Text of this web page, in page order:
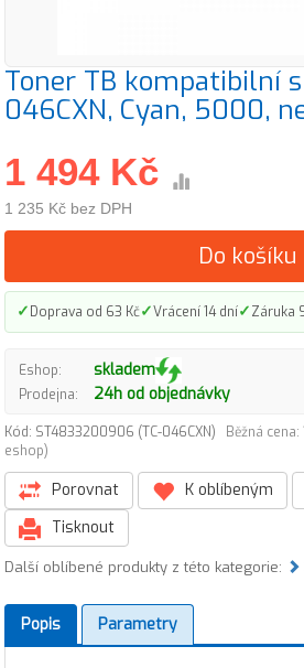
Toner TB kompatibilní s
046CXN, Cyan, 5000,
1 494 Kč
1 235 Kč bez DPH
Do košíku
✓Doprava od 63 Kč✓Vrácení 14 dní✓Záruka
Eshop: skladem
Prodejna: 24h od objednávky
Kód: ST4833200906 (TC-046CXN)
Běžná
eshop)
Porovnat K oblíbeným
Tisknout
Další oblíbené produkty z této kategorie:
Popis Parametry